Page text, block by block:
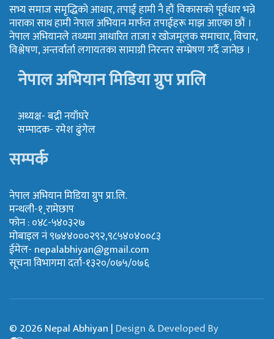
सभ्य समाज समृद्धिको आधार, तपाई हामी नै हौं विकासको पूर्वधार भन्ने
नाराका साथ हामी नेपाल अभियान मार्फत तपाईहरू माझ आएका छौं ।
नेपाल अभियानले तथ्यमा आधारित ताजा र खोजमूलक समाचार, विचार,
विश्लेषण, अन्तर्वार्ता लगायतका सामाग्री निरन्तर सम्प्रेषण गर्दै जानेछ ।
नेपाल अभियान मिडिया ग्रुप प्रालि
अध्यक्ष- बद्री नयाँघरे
सम्पादक- रमेश ढुंगेल
सम्पर्क
नेपाल अभियान मिडिया ग्रुप प्रा.लि.
मन्थली-१¸रामेछाप
फोन : ०४८-५४०३२७
मोबाइल नं ९७४४०००२९२,९८५४०४००८३
ईमेल- nepalabhiyan@gmail.com
सूचना विभागमा दर्ता-१३२०/०७५/०७६
© 2026 Nepal Abhiyan | Design & Developed By